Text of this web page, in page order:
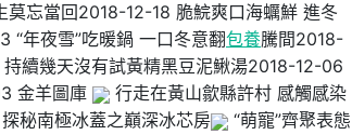
忘當回2018-12-18 脆鯇爽口海蠣鮮 進冬
年夜雪”吃暖鍋 一口冬意翻包養騰間2018-
續幾天沒有試黃精黑豆泥鰍湯2018-12-06
金羊圖庫
行走在黃山歙縣許村 感觸感染
探秘南極冰蓋之巔深冰芯房
“萌寵”齊聚表態